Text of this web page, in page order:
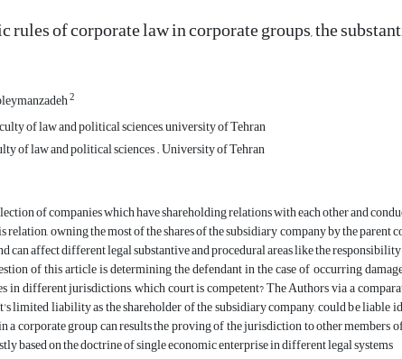
rules of corporate law in corporate groups, the
2
of law and political sciences, university of Tehran
of law and political sciences . University of Tehran
of companies which have shareholding relations with each other and
relation, owning the most of the shares of the subsidiary company by the
can affect different legal substantive and procedural areas like the
of this article is determining the defendant in the case of occurring
in different jurisdictions, which court is competent? The Authors via a
limited liability as the shareholder of the subsidiary company, could be
a corporate group can results the proving of the jurisdiction to other members
based on the doctrine of single economic enterprise in different legal systems